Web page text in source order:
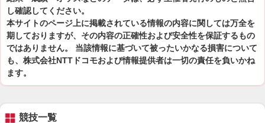
し確認してください。
本サイトのページ上に掲載されている情報の内容に関しては万全を
期しておりますが、その内容の正確性および安全性を保証するもの
ではありません。 当該情報に基づいて被ったいかなる損害について
も、株式会社NTTドコモおよび情報提供者は一切の責任を負いかね
ます。
競技一覧